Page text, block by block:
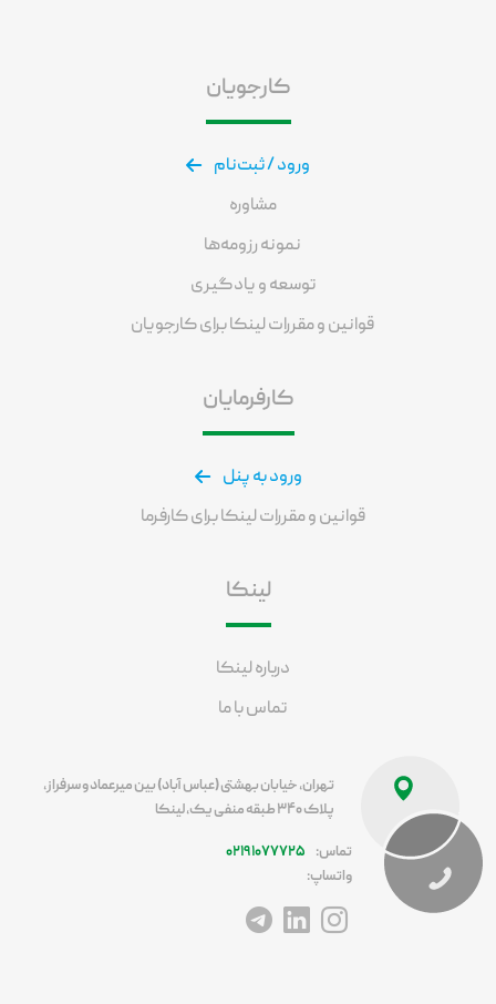
کارجویان
ورود / ثبت‌نام
مشاوره
نمونه رزومه‌ها
توسعه و یادگیری
قوانین و مقررات لینکا برای کارجویان
کارفرمایان
ورود به پنل
قوانین و مقررات لینکا برای کارفرما
لینکا
درباره لینکا
تماس با ما
تهران، خیابان بهشتی (عباس آباد) بین میرعماد و سرفراز،
پلاک ۳۴۰ طبقه منفی یک، لینکا
تماس:
۰۲۱۹۱۰۷۷۷۲۵
واتساپ:
آدرس اینستاگرام
آدرس لینکداین
آدرس تلگرام